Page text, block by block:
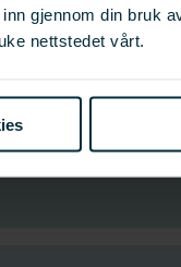
gjennom din bruk
nettstedet vårt.